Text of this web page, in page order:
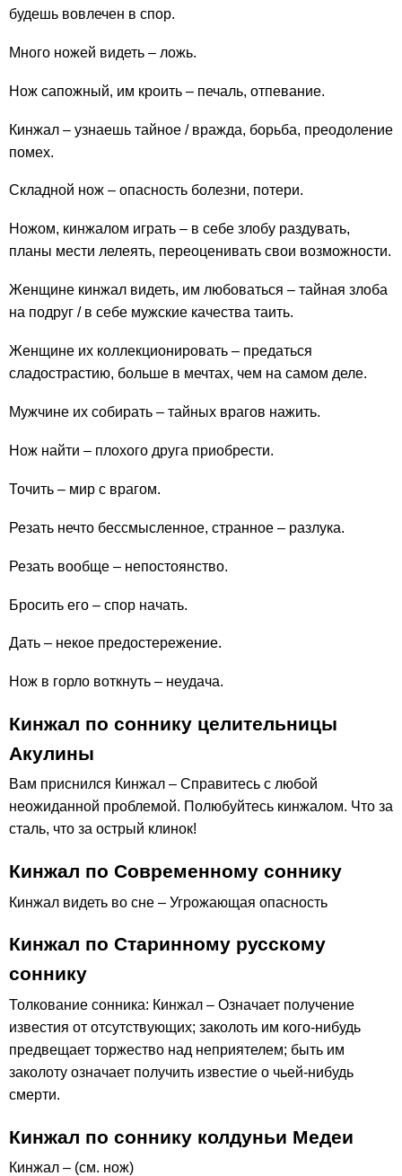
будешь вовлечен в спор.
Много ножей видеть – ложь.
Нож сапожный, им кроить – печаль, отпевание.
Кинжал – узнаешь тайное / вражда, борьба, преодоление
помех.
Складной нож – опасность болезни, потери.
Ножом, кинжалом играть – в себе злобу раздувать,
планы мести лелеять, переоценивать свои возможности.
Женщине кинжал видеть, им любоваться – тайная злоба
на подруг / в себе мужские качества таить.
Женщине их коллекционировать – предаться
сладострастию, больше в мечтах, чем на самом деле.
Мужчине их собирать – тайных врагов нажить.
Нож найти – плохого друга приобрести.
Точить – мир с врагом.
Резать нечто бессмысленное, странное – разлука.
Резать вообще – непостоянство.
Бросить его – спор начать.
Дать – некое предостережение.
Нож в горло воткнуть – неудача.
Кинжал по соннику целительницы
Акулины
Вам приснился Кинжал – Справитесь с любой
неожиданной проблемой. Полюбуйтесь кинжалом. Что за
сталь, что за острый клинок!
Кинжал по Современному соннику
Кинжал видеть во сне – Угрожающая опасность
Кинжал по Старинному русскому
соннику
Толкование сонника: Кинжал – Означает получение
известия от отсутствующих; заколоть им кого-нибудь
предвещает торжество над неприятелем; быть им
заколоту означает получить известие о чьей-нибудь
смерти.
Кинжал по соннику колдуньи Медеи
Кинжал – (см. нож)